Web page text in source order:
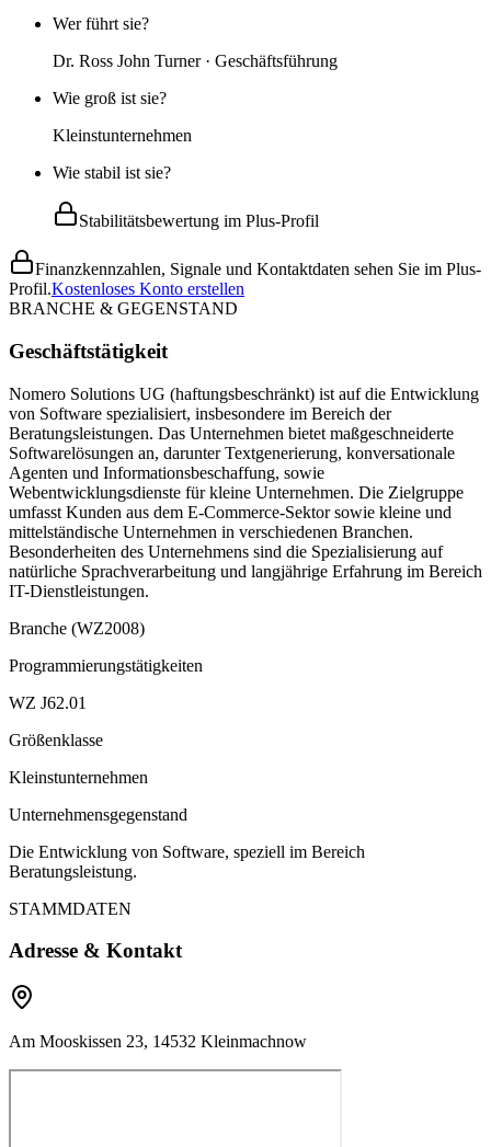
Wer führt sie?
Dr. Ross John Turner · Geschäftsführung
Wie groß ist sie?
Kleinstunternehmen
Wie stabil ist sie?
Stabilitätsbewertung im Plus-Profil
Finanzkennzahlen, Signale und Kontaktdaten sehen Sie im Plus-
Profil.Kostenloses Konto erstellen
BRANCHE & GEGENSTAND
Geschäftstätigkeit
Nomero Solutions UG (haftungsbeschränkt) ist auf die Entwicklung
von Software spezialisiert, insbesondere im Bereich der
Beratungsleistungen. Das Unternehmen bietet maßgeschneiderte
Softwarelösungen an, darunter Textgenerierung, konversationale
Agenten und Informationsbeschaffung, sowie
Webentwicklungsdienste für kleine Unternehmen. Die Zielgruppe
umfasst Kunden aus dem E-Commerce-Sektor sowie kleine und
mittelständische Unternehmen in verschiedenen Branchen.
Besonderheiten des Unternehmens sind die Spezialisierung auf
natürliche Sprachverarbeitung und langjährige Erfahrung im Bereich
IT-Dienstleistungen.
Branche (WZ2008)
Programmierungstätigkeiten
WZ J62.01
Größenklasse
Kleinstunternehmen
Unternehmensgegenstand
Die Entwicklung von Software, speziell im Bereich
Beratungsleistung.
STAMMDATEN
Adresse & Kontakt
Am Mooskissen 23, 14532 Kleinmachnow